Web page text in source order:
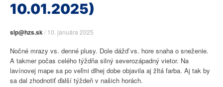
10.01.2025)
slp@hzs.sk/ 10. januára 2025
Nočné mrazy vs. denné plusy. Dole dážď vs. hore snaha o sneženie.
A takmer počas celého týždňa silný severozápadný vietor. Na
lavínovej mape sa po veľmi dlhej dobe objavila aj žltá farba. Aj tak by
sa dal zhodnotiť ďalší týždeň v našich horách.